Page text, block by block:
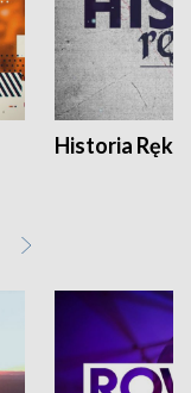
Historia Ręką